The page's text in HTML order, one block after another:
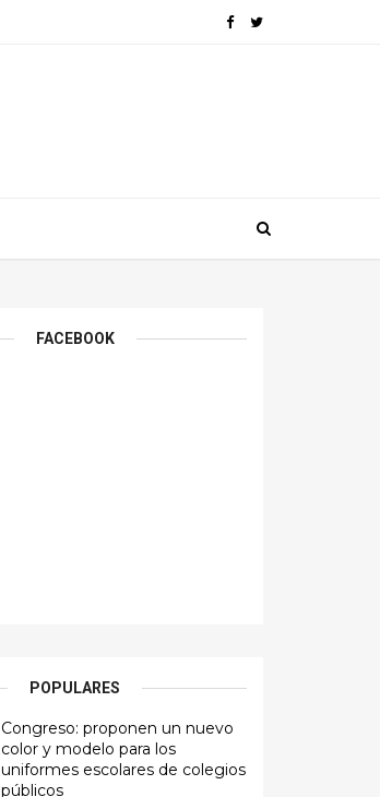
FACEBOOK
POPULARES
Congreso: proponen un nuevo
color y modelo para los
uniformes escolares de colegios
públicos